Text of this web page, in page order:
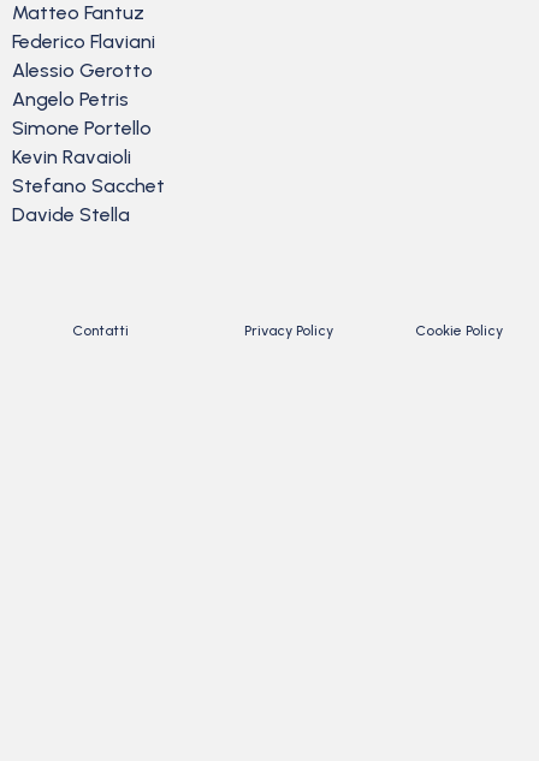
Matteo Fantuz
Federico Flaviani
Alessio Gerotto
Angelo Petris
Simone Portello
Kevin Ravaioli
Stefano Sacchet
Davide Stella
Contatti Privacy Policy Cookie Policy